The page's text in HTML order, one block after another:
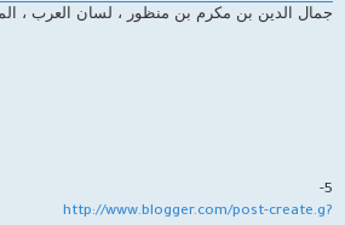
جمال الدين بن مكرم بن منظور ، لسان العرب ،
5-
http://www.blogger.com/post-create.g?